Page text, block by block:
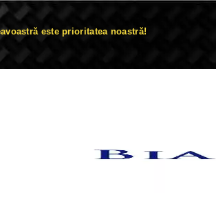
este prioritatea noastră!